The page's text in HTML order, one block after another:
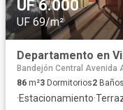
UF 6.000
UF 69/m²
Departamento en
Bandejón Central Avenida
86 m²3 Dormitorios2 Baños
·Estacionamiento·